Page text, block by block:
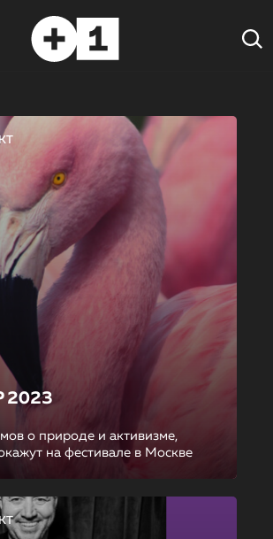
2023
о природе и активизме,
на фестивале в Москве